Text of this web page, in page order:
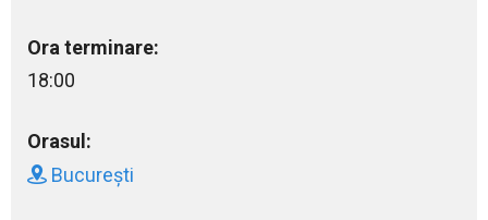
Ora terminare:
18:00
Orasul:
București